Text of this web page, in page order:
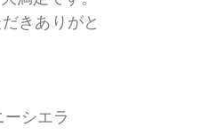
きありがと
シエラ